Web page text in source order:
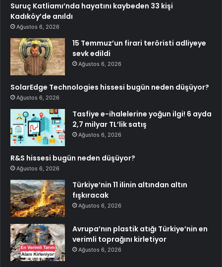
Suruç Katliamı’nda hayatını kaybeden 33 kişi
Kadıköy’de anıldı
Ağustos 6, 2026
15 Temmuz’un firari teröristi adliyeye
sevk edildi
Ağustos 6, 2026
SolarEdge Technologies hissesi bugün neden düşüyor?
Ağustos 6, 2026
Tasfiye e-ihalelerine yoğun ilgi! 6 ayda
2,7 milyar TL’lik satış
Ağustos 6, 2026
R&S hissesi bugün neden düşüyor?
Ağustos 6, 2026
Türkiye’nin 11 ilinin altından altın
fışkıracak
Ağustos 6, 2026
Avrupa’nın plastik atığı Türkiye’nin en
verimli toprağını kirletiyor
Ağustos 6, 2026